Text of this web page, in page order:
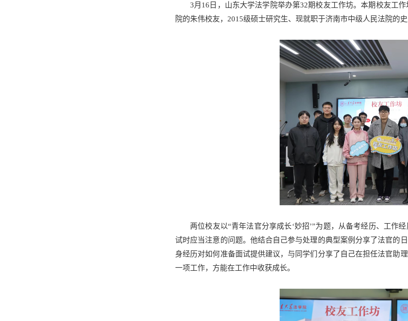
3月16日，山东大学法学院举办第32期校友工作坊。本期校友工
院的朱伟校友，2015级硕士研究生、现就职于济南市中级人民法院的
两位校友以“青年法官分享成长‘妙招’”为题，从备考经历、工作
试时应当注意的问题。他结合自己参与处理的典型案例分享了法官的
身经历对如何准备面试提供建议，与同学们分享了自己在担任法官助
一项工作，方能在工作中收获成长。